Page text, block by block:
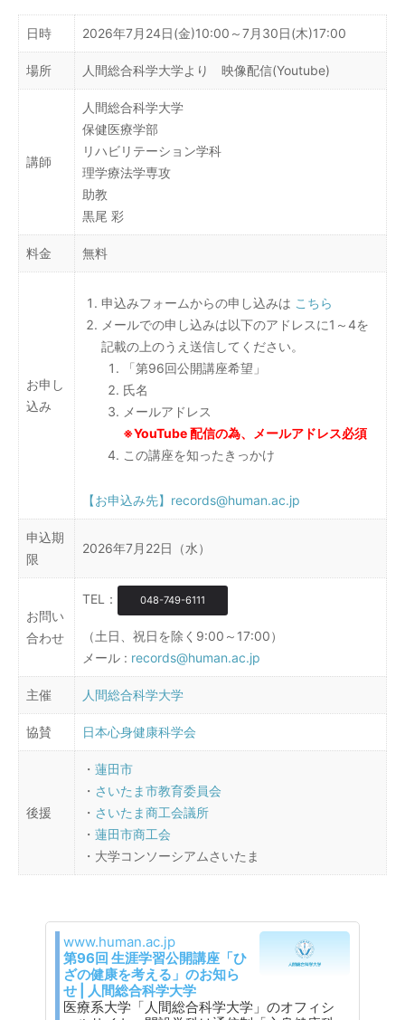
日時 2026年7月24日(金)10:00～7月30日(木)17:00
場所 人間総合科学大学より 映像配信(Youtube)
講師
人間総合科学大学
保健医療学部
リハビリテーション学科
理学療法学専攻
助教
黒尾 彩
料金 無料
お申し
込み
申込みフォームからの申し込みは こちら
メールでの申し込みは以下のアドレスに1～4を
記載の上のうえ送信してください。
「第96回公開講座希望」
氏名
メールアドレス
※YouTube 配信の為、メールアドレス必須
この講座を知ったきっかけ
【お申込み先】records@human.ac.jp
申込期
限
2026年7月22日（水）
お問い
合わせ
TEL： 048-749-6111
（土日、祝日を除く9:00～17:00）
メール : records@human.ac.jp
主催 人間総合科学大学
協賛 日本心身健康科学会
後援
・ 蓮田市
・ さいたま市教育委員会
・ さいたま商工会議所
・ 蓮田市商工会
・大学コンソーシアムさいたま
www.human.ac.jp
第96回 生涯学習公開講座「ひ
ざの健康を考える」のお知ら
せ | 人間総合科学大学
医療系大学「人間総合科学大学」のオフィシ